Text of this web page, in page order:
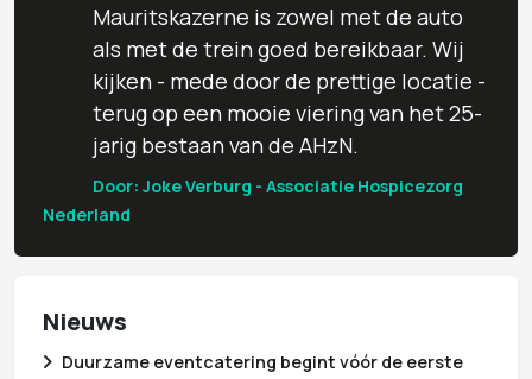
Mauritskazerne is zowel met de auto
als met de trein goed bereikbaar. Wij
kijken - mede door de prettige locatie -
terug op een mooie viering van het 25-
jarig bestaan van de AHzN.
Door: Joke Verburg - Associatie Hospicezorg
Nederland
Nieuws
Duurzame eventcatering begint vóór de eerste